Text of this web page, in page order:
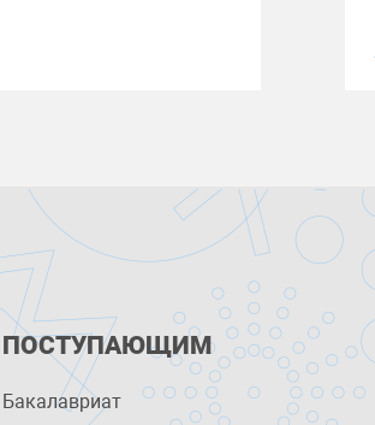
ПОСТУПАЮЩИМ
Бакалавриат